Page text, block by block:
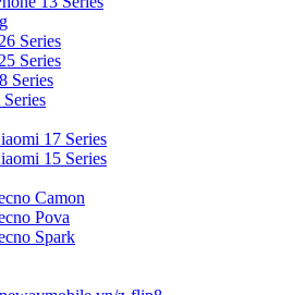
Series
Series
Series
Series
17 Series
15 Series
Camon
Pova
Spark